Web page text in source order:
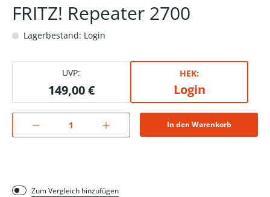
FRITZ! Repeater 2700
Lagerbestand: Login
UVP:
149,00 €
HEK:
Login
In den Warenkorb
Zum Vergleich hinzufügen